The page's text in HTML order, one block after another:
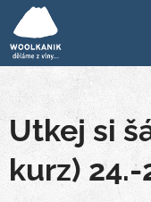
Utkej si
kurz) 24.-